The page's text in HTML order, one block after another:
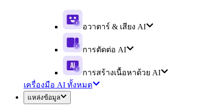
อวาตาร์ & เสียง AI
การตัดต่อ AI
การสร้างเนื้อหาด้วย AI
เครื่องมือ AI ทั้งหมด
แหล่งข้อมูล